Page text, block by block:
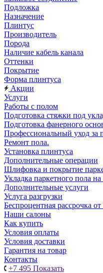
Подложка
Назначение
Плинтус
Производитель
Порода
Наличие кабель канала
Оттенки
Покрытие
Форма плинтуса
Акции
Услуги
Работы с полом
Подготовка стяжки под
Подготовка фанерного
Профессиональный уход за
Ремонт пола.
Установка плинтуса
Дополнительные операции
Шлифовка и покрытие
Укладка паркетного пола
Дополнительные услуги
Услуга разгрузки
Беспроцентная рассрочка
Наши салоны
Как купить
Условия оплаты
Условия доставки
Гарантия на товар
Контакты
+7 495 Показать